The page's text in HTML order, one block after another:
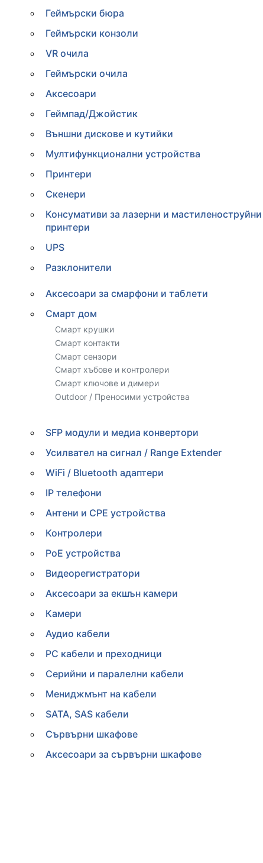
Геймърски бюра
Геймърски конзоли
VR очила
Геймърски очила
Аксесоари
Геймпад/Джойстик
Външни дискове и кутийки
Мултифункционални устройства
Принтери
Скенери
Консумативи за лазерни и мастиленоструйни
принтери
UPS
Разклонители
Аксесоари за смарфони и таблети
Смарт дом
Смарт крушки
Смарт контакти
Смарт сензори
Смарт хъбове и контролери
Смарт ключове и димери
Outdoor / Преносими устройства
SFP модули и медиа конвертори
Усилвател на сигнал / Range Extender
WiFi / Bluetooth адаптери
IP телефони
Антени и CPE устройства
Контролери
PoE устройства
Видеорегистратори
Аксесоари за екшън камери
Камери
Аудио кабели
PC кабели и преходници
Серийни и паралелни кабели
Мениджмънт на кабели
SATA, SAS кабели
Сървърни шкафове
Аксесоари за сървърни шкафове